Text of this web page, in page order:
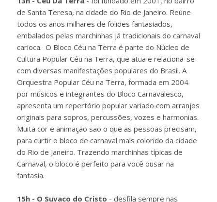
de Santa Teresa, na cidade do Rio de Janeiro. Reúne
todos os anos milhares de foliões fantasiados,
embalados pelas marchinhas já tradicionais do carnaval
carioca. O Bloco Céu na Terra é parte do Núcleo de
Cultura Popular Céu na Terra, que atua e relaciona-se
com diversas manifestações populares do Brasil. A
Orquestra Popular Céu na Terra, formada em 2004
por músicos e integrantes do Bloco Carnavalesco,
apresenta um repertório popular variado com arranjos
originais para sopros, percussões, vozes e harmonias.
Muita cor e animação são o que as pessoas precisam,
para curtir o bloco de carnaval mais colorido da cidade
do Rio de Janeiro. Trazendo marchinhas típicas de
Carnaval, o bloco é perfeito para você ousar na
fantasia.
15h - O Suvaco do Cristo - desfila sempre nas